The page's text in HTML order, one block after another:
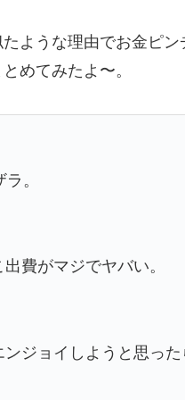
ような理由でお金ピン
めてみたよ〜。
。
費がマジでヤバい。
ジョイしようと思った